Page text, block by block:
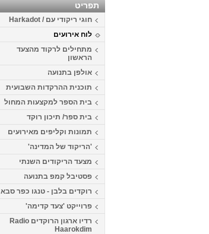
תפריט
חוגי ריקודי עם / Harkadot
לוח אירועים
מתחילים לרקוד מהצעד
הראשון
אולפן בתנועה
תוכנית ההרקדות השבועית
בית הספר למקצעות המחול
בית ספר/ תיכון רוקד
תמונות וקליפים מאירועים
'הריקוד של המדינה'
מצעד הריקודים השנתי
פסטיבל קמפ בתנועה
רוקדים בלבן - טנגו כפר סבא
פרוייקט 'צעד קדימה'
רדיו ארגון הרוקדים Radio
Haarokdim